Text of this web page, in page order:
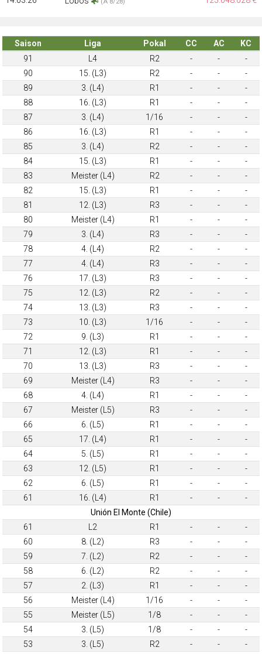
Saison Liga Pokal CC AC
KC
91
L4 R2 - -
-
90
15. (L3) R2 - -
-
89
3. (L4) R1 - -
-
88
16. (L3) R1 - -
-
87
3. (L4) 1/16 - -
-
86
16. (L3) R1 - -
-
85
3. (L4) R2 - -
-
84
15. (L3) R1 - -
-
83
Meister (L4) R2 - -
-
82
15. (L3) R1 - -
-
81
12. (L3) R3 - -
-
80
Meister (L4) R1 - -
-
79
3. (L4) R3 - -
-
78
4. (L4) R2 - -
-
77
4. (L4) R3 - -
-
76
17. (L3) R3 - -
-
75
12. (L3) R2 - -
-
74
13. (L3) R3 - -
-
73
10. (L3) 1/16 - -
-
72
9. (L3) R1 - -
-
71
12. (L3) R1 - -
-
70
13. (L3) R3 - -
-
69
Meister (L4) R3 - -
-
68
4. (L4) R1 - -
-
67
Meister (L5) R3 - -
-
66
6. (L5) R1 - -
-
65
17. (L4) R1 - -
-
64
5. (L5) R1 - -
-
63
12. (L5) R1 - -
-
62
6. (L5) R1 - -
-
61
16. (L4) R1 - -
-
Unión El Monte (Chile)
61
L2 R1 - -
-
60
8. (L2) R3 - -
-
59
7. (L2) R2 - -
-
58
6. (L2) R2 - -
-
57
2. (L3) R1 - -
-
56
Meister (L4) 1/16 - -
-
55
Meister (L5) 1/8 - -
-
54
3. (L5) 1/8 - -
-
53
3. (L5) R2 - -
-